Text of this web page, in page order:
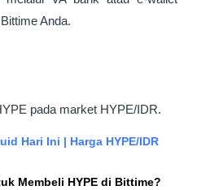
Anda.
pada market HYPE/IDR.
Hari Ini | Harga HYPE/IDR
Membeli HYPE di Bittime?